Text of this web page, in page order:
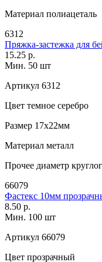
Материал полиацеталь
6312
Пряжка-застежка для
15.25 р.
Мин. 50 шт
Артикул 6312
Цвет темное серебро
Размер 17х22мм
Материал металл
Прочее диаметр
66079
Фастекс 10мм
8.50 р.
Мин. 100 шт
Артикул 66079
Цвет прозрачный